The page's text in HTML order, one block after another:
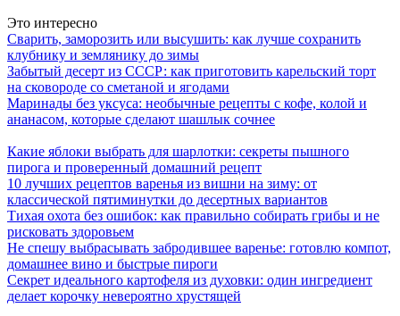
Это интересно
Сварить, заморозить или высушить: как лучше сохранить
клубнику и землянику до зимы
Забытый десерт из СССР: как приготовить карельский торт
на сковороде со сметаной и ягодами
Маринады без уксуса: необычные рецепты с кофе, колой и
ананасом, которые сделают шашлык сочнее
Какие яблоки выбрать для шарлотки: секреты пышного
пирога и проверенный домашний рецепт
10 лучших рецептов варенья из вишни на зиму: от
классической пятиминутки до десертных вариантов
Тихая охота без ошибок: как правильно собирать грибы и не
рисковать здоровьем
Не спешу выбрасывать забродившее варенье: готовлю компот,
домашнее вино и быстрые пироги
Секрет идеального картофеля из духовки: один ингредиент
делает корочку невероятно хрустящей